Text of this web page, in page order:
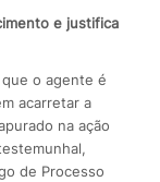
e justifica
o agente é
acarretar a
na ação
de Processo